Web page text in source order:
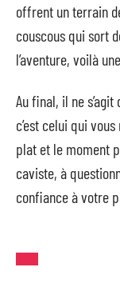
offrent un terrain
couscous qui sort
l’aventure, voilà
Au final, il ne
c’est celui qui
plat et le moment
caviste, à
confiance à votre